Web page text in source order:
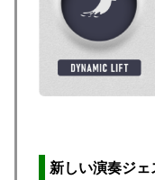
新しい演奏ジ